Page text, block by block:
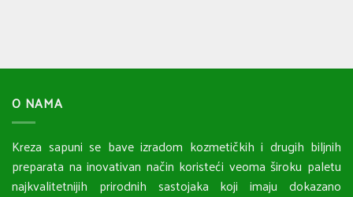
O NAMA
Kreza sapuni se bave izradom kozmetičkih i drugih biljnih
preparata na inovativan način koristeći veoma široku paletu
najkvalitetnijih prirodnih sastojaka koji imaju dokazano